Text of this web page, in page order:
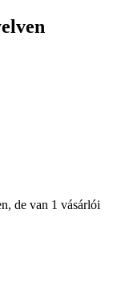
de van 1 vásárlói